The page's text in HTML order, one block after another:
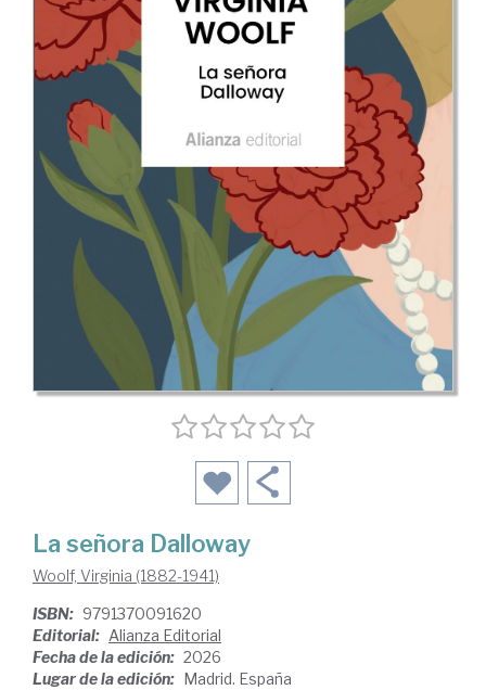
La señora Dalloway
Woolf, Virginia (1882-1941)
ISBN: 9791370091620
Editorial: Alianza Editorial
Fecha de la edición: 2026
Lugar de la edición: Madrid. España